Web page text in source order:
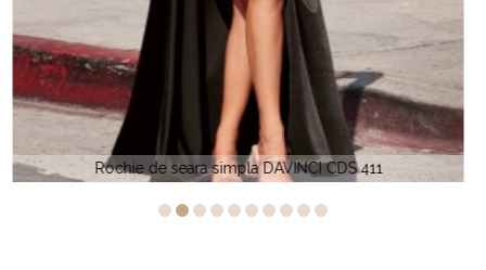
Rochie de seara sirena GC 6471